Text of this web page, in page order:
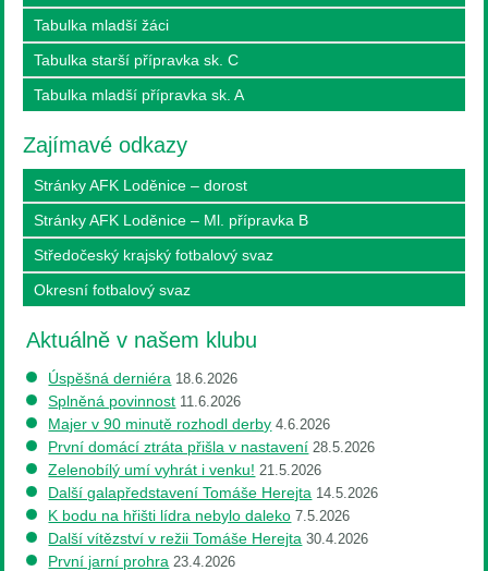
Tabulka mladší žáci
Tabulka starší přípravka sk. C
Tabulka mladší přípravka sk. A
Zajímavé odkazy
Stránky AFK Loděnice – dorost
Stránky AFK Loděnice – Ml. přípravka B
Středočeský krajský fotbalový svaz
Okresní fotbalový svaz
Aktuálně v našem klubu
Úspěšná derniéra 18.6.2026
Splněná povinnost 11.6.2026
Majer v 90 minutě rozhodl derby 4.6.2026
První domácí ztráta přišla v nastavení 28.5.2026
Zelenobílý umí vyhrát i venku! 21.5.2026
Další galapředstavení Tomáše Herejta 14.5.2026
K bodu na hřišti lídra nebylo daleko 7.5.2026
Další vítězství v režii Tomáše Herejta 30.4.2026
První jarní prohra 23.4.2026